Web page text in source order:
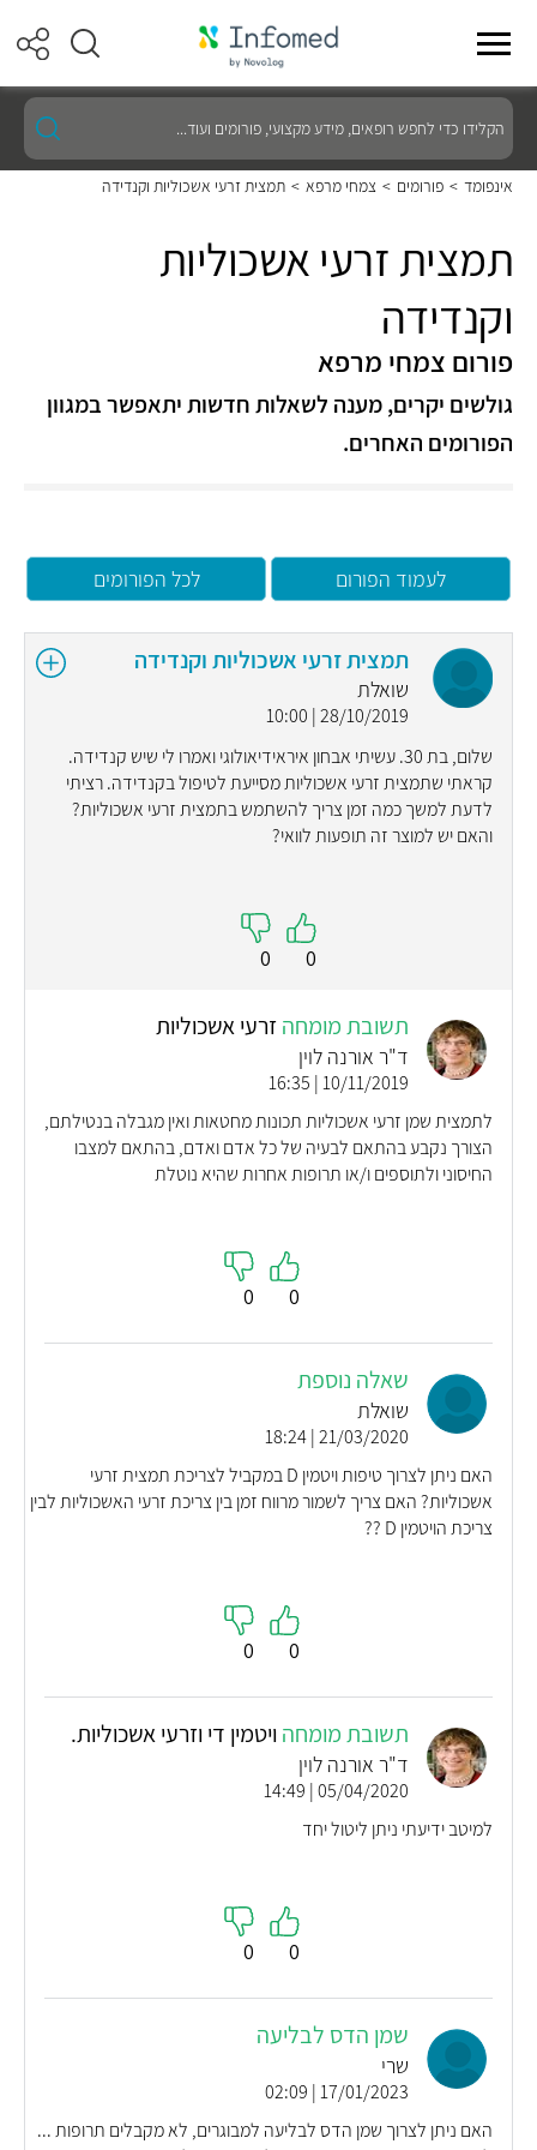
הקלידו
כדי
לחפש
רופאים,
מידע
ועוד...
אינפומד > פורומים > צמחי מרפא > תמצית זרעי אשכוליות וקנדידה
תמצית זרעי אשכוליות
וקנדידה
פורום צמחי מרפא
גולשים יקרים, מענה לשאלות חדשות יתאפשר במגוון
הפורומים האחרים.
לעמוד הפורום לכל הפורומים
תמצית זרעי אשכוליות וקנדידה
שואלת
28/10/2019 | 10:00
שלום, בת 30. עשיתי אבחון איראידיאולוגי ואמרו לי שיש קנדידה.
קראתי שתמצית זרעי אשכוליות מסייעת לטיפול בקנדידה. רציתי
לדעת למשך כמה זמן צריך להשתמש בתמצית זרעי אשכוליות?
והאם יש למוצר זה תופעות לוואי?
0
0
תשובת מומחהזרעי אשכוליות
ד"ר אורנה לוין
10/11/2019 | 16:35
לתמצית שמן זרעי אשכוליות תכונות מחטאות ואין מגבלה בנטילתם,
הצורך נקבע בהתאם לבעיה של כל אדם ואדם, בהתאם למצבו
החיסוני ולתוספים ו/או תרופות אחרות שהיא נוטלת
0
0
שאלה נוספת
שואלת
21/03/2020 | 18:24
האם ניתן לצרוך טיפות ויטמין D במקביל לצריכת תמצית זרעי
אשכוליות? האם צריך לשמור מרווח זמן בין צריכת זרעי האשכוליות לבין
צריכת הויטמין D ??
0
0
תשובת מומחהויטמין די וזרעי אשכוליות.
ד"ר אורנה לוין
05/04/2020 | 14:49
למיטב ידיעתי ניתן ליטול יחד
0
0
שמן הדס לבליעה
שרי
17/01/2023 | 02:09
האם ניתן לצרוך שמן הדס לבליעה למבוגרים, לא מקבלים תרופות ...